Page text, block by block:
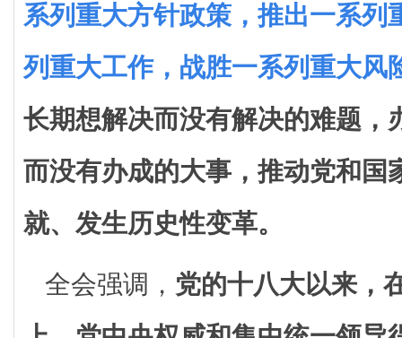
系列重大方针政策，推出一系列
列重大工作，战胜一系列重大风
长期想解决而没有解决的难题，
而没有办成的大事，推动党和国
就、发生历史性变革。
全会强调， 党的十八大以来，